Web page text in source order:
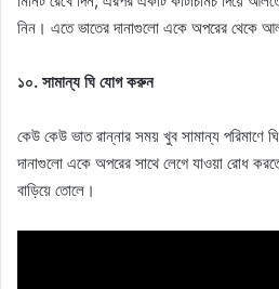
নিন। এতে ভাতের দানাগুলো একে অপরের থেকে
১০. সামান্য ঘি যোগ করুন
কেউ কেউ ভাত রান্নার সময় খুব সামান্য পরিমাণে
দানাগুলো একে অপরের সাথে লেগে যাওয়া রোধ
বাড়িয়ে তোলে।